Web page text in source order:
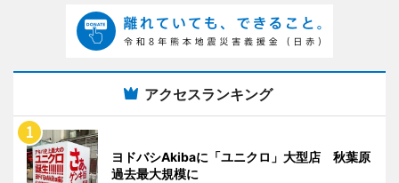
アクセスランキング
ヨドバシAkibaに「ユニクロ」大型店 秋葉原
過去最大規模に